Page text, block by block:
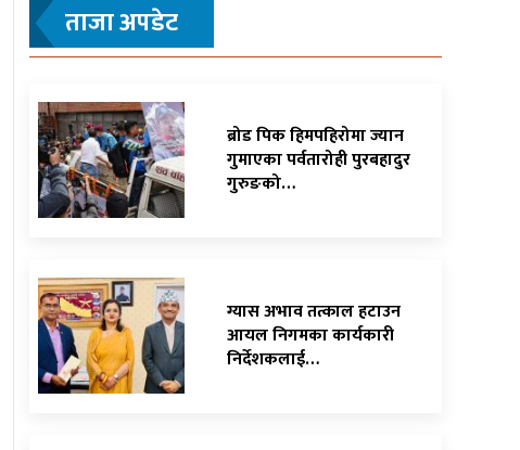
ताजा अपडेट
ब्रोड पिक हिमपहिरोमा ज्यान
गुमाएका पर्वतारोही पुरबहादुर
गुरुङको…
ग्यास अभाव तत्काल हटाउन
आयल निगमका कार्यकारी
निर्देशकलाई…